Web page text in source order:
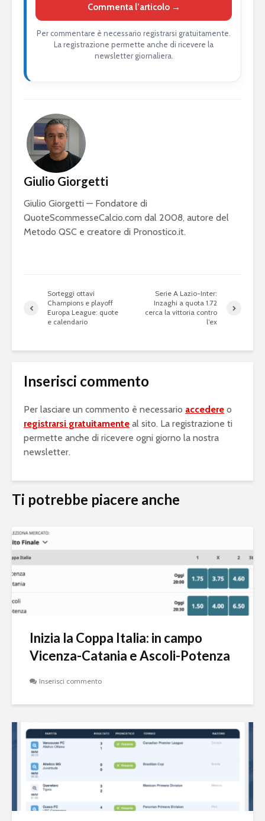
Commenta l’articolo →
Per commentare è necessario registrarsi gratuitamente.
La registrazione permette anche di ricevere la
newsletter giornaliera.
Giulio Giorgetti
Giulio Giorgetti — Fondatore di
QuoteScommesseCalcio.com dal 2008, autore del
Metodo QSC e creatore di Pronostico.it.
Sorteggi ottavi
Champions e playoff
Europa League: quote
e calendario
Serie A Lazio-Inter:
Inzaghi a quota 1.72
cerca la vittoria contro
l’ex
Inserisci commento
Per lasciare un commento è necessario accedere o
registrarsi gratuitamente al sito. La registrazione ti
permette anche di ricevere ogni giorno la nostra
newsletter.
Ti potrebbe piacere anche
Inizia la Coppa Italia: in campo
Vicenza-Catania e Ascoli-Potenza
Inserisci commento